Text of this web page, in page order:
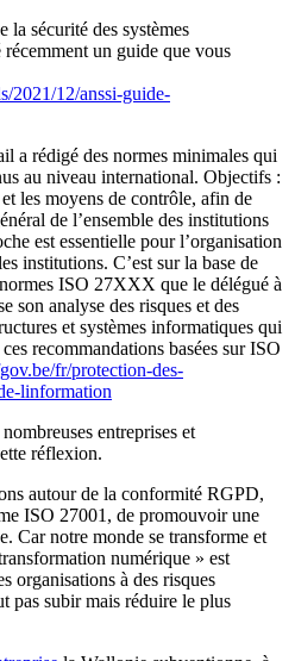
sécurité des systèmes
un guide que vous
2021/12/anssi-guide-
a rédigé des normes minimales qui
au niveau international. Objectifs :
les moyens de contrôle, afin de
de l’ensemble des institutions
est essentielle pour l’organisation
institutions. C’est sur la base de
ISO 27XXX que le délégué à
son analyse des risques et des
et systèmes informatiques qui
recommandations basées sur ISO
fr/protection-des-
linformation
entreprises et
réflexion.
autour de la conformité RGPD,
ISO 27001, de promouvoir une
Car notre monde se transforme et
numérique » est
organisations à des risques
pas subir mais réduire le plus